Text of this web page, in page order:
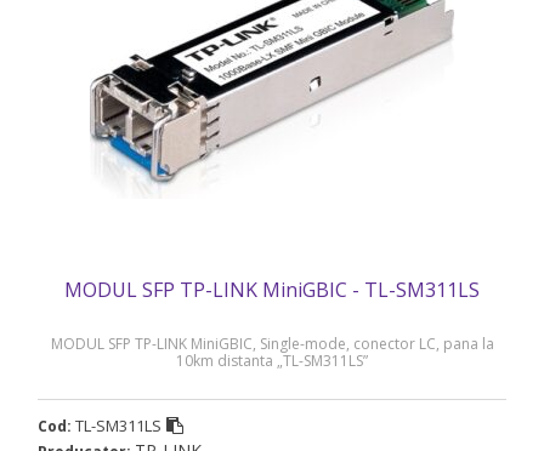
MODUL SFP TP-LINK MiniGBIC - TL-SM311LS
MODUL SFP TP-LINK MiniGBIC, Single-mode, conector LC, pana la
10km distanta „TL-SM311LS”
Cod: TL-SM311LS